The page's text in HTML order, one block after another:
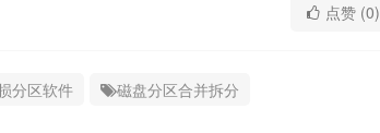
点赞 (0)
分区软件 磁盘分区合并拆分